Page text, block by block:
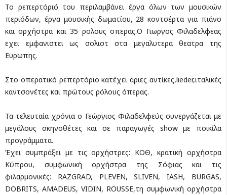
Το ρεπερτόριό του περιλαμβάνει έργα όλων των μουσικών
περιόδων, έργα μουσικής δωματίου, 28 κοντσέρτα για πιάνο
και ορχήστρα και 35 ρολους οπερας.Ο Γιωργος Φιλαδελφεας
εχει εμφανιστει ως σολιστ στα μεγαλυτερα θεατρα της
Ευρωπης.
Στο οπερατικό ρεπερτόριο κατέχει άριες αντίκες,lieder,ιταλικές
καντσονέτες και πρώτους ρόλους όπερας.
Τα τελευταία χρόνια ο Γεώργιος Φιλαδελφεύς συνεργάζεται με
μεγάλους σκηνοθέτες και σε παραγωγές show με ποικίλα
προγράμματα.
Έχει συμπράξει με τις ορχήστρες: ΚΟΘ, κρατική ορχήστρα
Κύπρου, συμφωνική ορχήστρα της Σόφιας και τις
φιλαρμονικές: RAZGRAD, PLEVEN, SLIVEN, IASH, BURGAS,
DOBRITS, AMADEUS, VIDIN, ROUSSE,τη συμφωνική ορχήστρα